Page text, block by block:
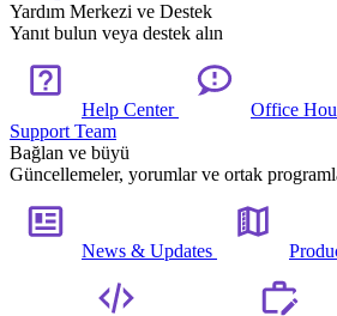
Yardım Merkezi ve Destek
Yanıt bulun veya destek alın
Help Center Office
Support Team
Bağlan ve büyü
Güncellemeler, yorumlar ve ortak
News & Updates